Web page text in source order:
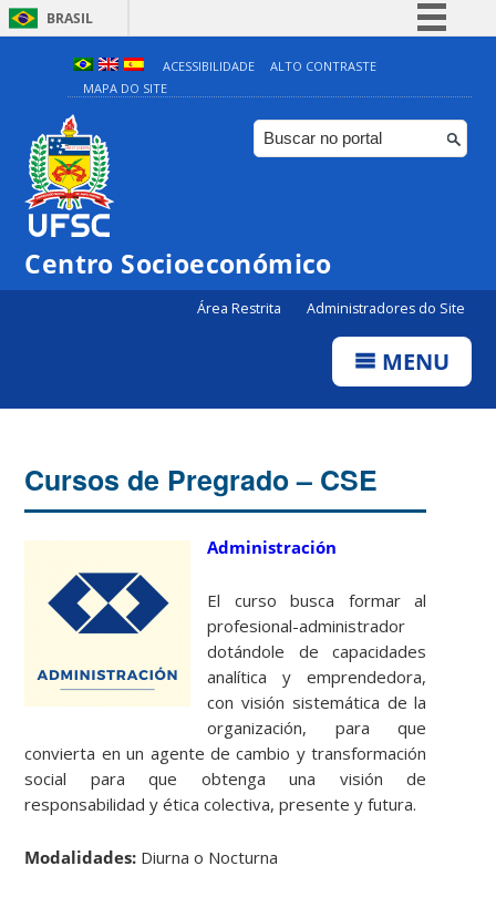
BRASIL
Simplifique!
Comunica BR
Participe
ACESSIBILIDADE
ALTO CONTRASTE
MAPA DO SITE
Centro Socioeconómico
Área Restrita Administradores do Site
MENU
Cursos de Pregrado – CSE
Administración
El curso busca formar al
profesional-administrador
dotándole de capacidades
analítica y emprendedora,
con visión sistemática de la
organización, para que
convierta en un agente de cambio y transformación
social para que obtenga una visión de
responsabilidad y ética colectiva, presente y futura.
Modalidades: Diurna o Nocturna